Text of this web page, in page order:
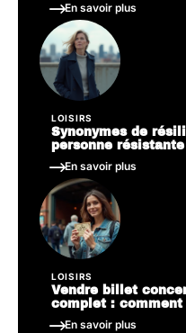
En savoir plus
LOISIRS
Synonymes de
personne résistante
En savoir plus
LOISIRS
Vendre billet
complet :
En savoir plus